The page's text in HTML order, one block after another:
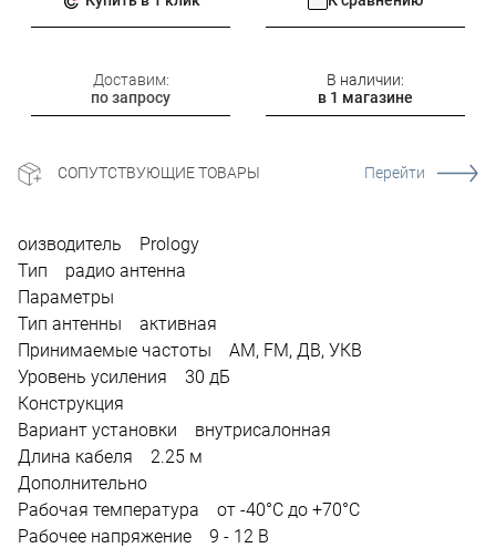
Доставим:
по запросу
В наличии:
в 1 магазине
СОПУТСТВУЮЩИЕ ТОВАРЫ Перейти
оизводитель Prology
Тип радио антенна
Параметры
Тип антенны активная
Принимаемые частоты AM, FM, ДВ, УКВ
Уровень усиления 30 дБ
Конструкция
Вариант установки внутрисалонная
Длина кабеля 2.25 м
Дополнительно
Рабочая температура от -40°C до +70°C
Рабочее напряжение 9 - 12 В